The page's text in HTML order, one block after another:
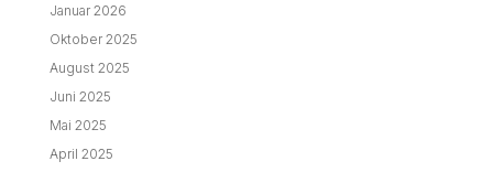
Januar 2026
Oktober 2025
August 2025
Juni 2025
Mai 2025
April 2025